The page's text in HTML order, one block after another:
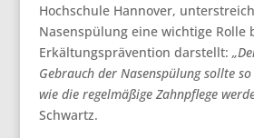
Hochschule Hannover,
Nasenspülung eine wichtige Rolle
Erkältungsprävention darstellt:
Gebrauch der Nasenspülung sollte
wie die regelmäßige Zahnpflege
Schwartz.